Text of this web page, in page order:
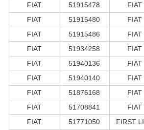
FIAT
51915478 FIAT
FIAT
51915480 FIAT
FIAT
51915486 FIAT
FIAT
51934258 FIAT
FIAT
51940136 FIAT
FIAT
51940140 FIAT
FIAT
51876168 FIAT
FIAT
51708841 FIAT
FIAT
51771050 FIRST